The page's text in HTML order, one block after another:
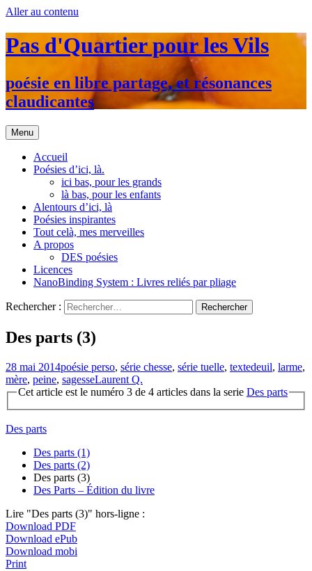
Aller au contenu
Pas d'Quartier pour les Vils
poésie en libre partage, et résonances
claudicantes
Menu
Accueil
Poésies d’ici, là.
ici bas, pour les grands
là bas, pour les enfants
Alentours d’ici, là
Poésies inspirantes
Tout celà, mes merveilles
A propos
DES poésies
Licences
NanoBinding System : Livres reliés par pliage
Rechercher :
Des parts (3)
28 mai 2014poésie perso, série chesse, série tuelle, textedeuil, larme,
mère, peine, sagesseLaurent Q.
Cet article est le numéro 3 de 4 articles dans la serie Des parts
Des parts
Des parts (1)
Des parts (2)
Des parts (3)
Des Parts – Édition du livre
Lire "Des parts (3)" hors-ligne :
Download PDF
Download ePub
Download mobi
Print